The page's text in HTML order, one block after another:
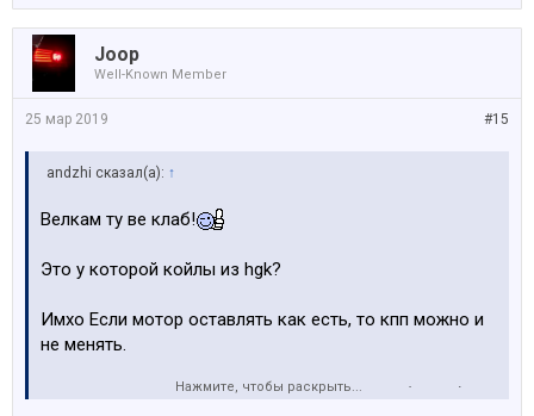
Joop
Well-Known Member
#15
25 мар 2019
аndzhi сказал(а): ↑
Велкам ту ве клаб!
Это у которой койлы из hgk?
Имхо Если мотор оставлять как есть, то кпп можно и
не менять.
Зы Меняя мотор на все что боьльше 192л.с.(320ис) ,
Нажмите, чтобы раскрыть...